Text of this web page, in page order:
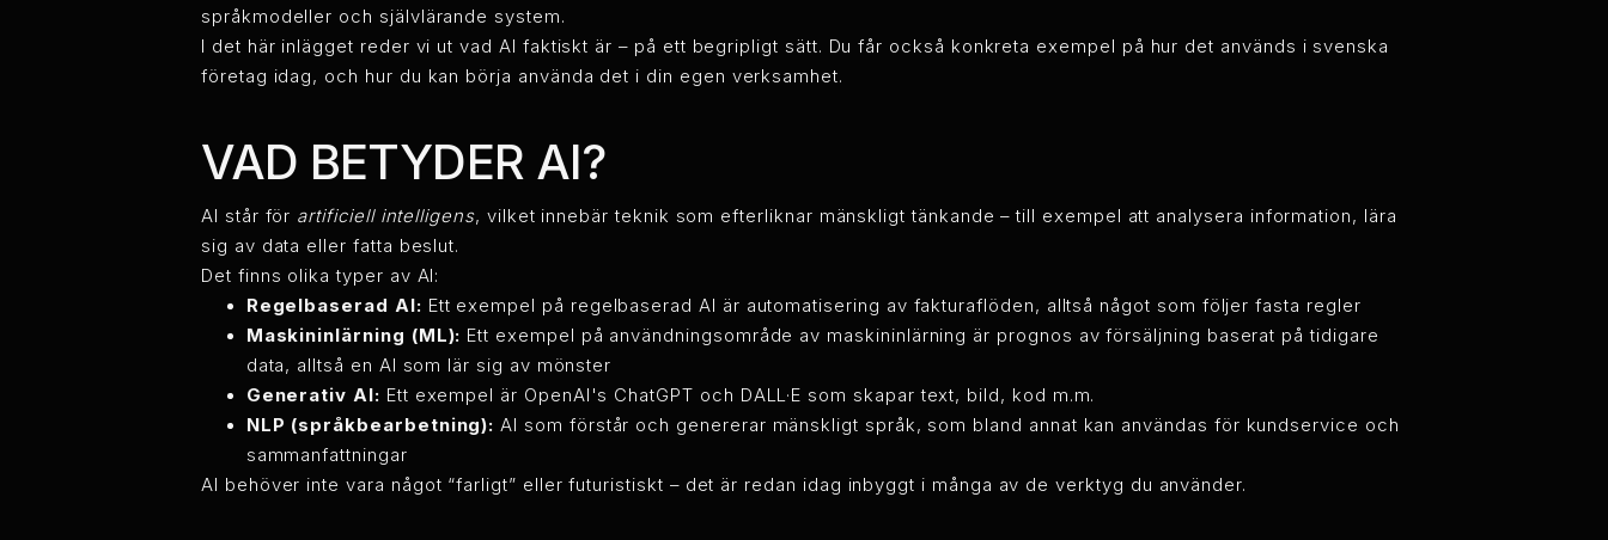
språkmodeller och självlärande system.
I det här inlägget reder vi ut vad AI faktiskt är – på ett begripligt sätt. Du får också konkreta exempel på hur det används i svenska
företag idag, och hur du kan börja använda det i din egen verksamhet.
VAD BETYDER AI?
AI står för artificiell intelligens, vilket innebär teknik som efterliknar mänskligt tänkande – till exempel att analysera information, lära
sig av data eller fatta beslut.
Det finns olika typer av AI:
Regelbaserad AI: Ett exempel på regelbaserad AI är automatisering av fakturaflöden, alltså något som följer fasta regler
Maskininlärning (ML): Ett exempel på användningsområde av maskininlärning är prognos av försäljning baserat på tidigare
data, alltså en AI som lär sig av mönster
Generativ AI: Ett exempel är OpenAI's ChatGPT och DALL·E som skapar text, bild, kod m.m.
NLP (språkbearbetning):AI som förstår och genererar mänskligt språk, som bland annat kan användas för kundservice och
sammanfattningar
AI behöver inte vara något “farligt” eller futuristiskt – det är redan idag inbyggt i många av de verktyg du använder.